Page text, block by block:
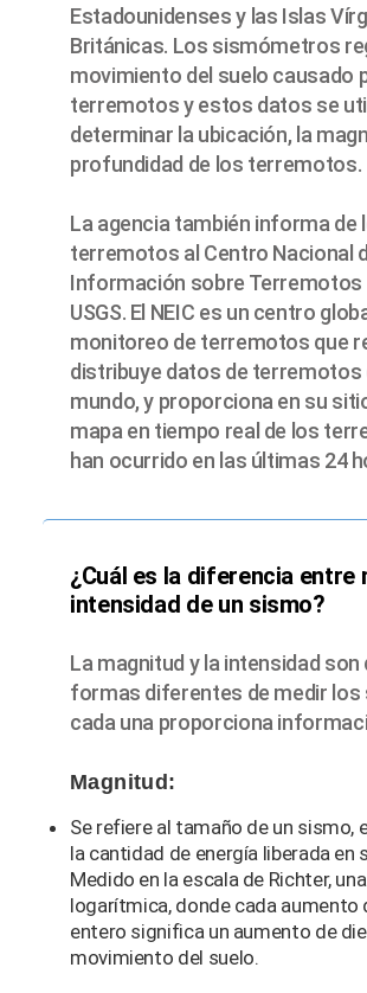
Estadounidenses y las Islas
Británicas. Los sismómetros
movimiento del suelo causado
terremotos y estos datos se
determinar la ubicación, la
profundidad de los terremotos.
La agencia también informa de
terremotos al Centro Nacional
Información sobre Terremotos
USGS. El NEIC es un centro
monitoreo de terremotos que
distribuye datos de terremotos
mundo, y proporciona en su
mapa en tiempo real de los
han ocurrido en las últimas 24
¿Cuál es la diferencia entre
intensidad de un sismo?
La magnitud y la intensidad son
formas diferentes de medir los
cada una proporciona
Magnitud:
Se refiere al tamaño de un sismo,
la cantidad de energía liberada en
Medido en la escala de Richter,
logarítmica, donde cada aumento
entero significa un aumento de
movimiento del suelo.